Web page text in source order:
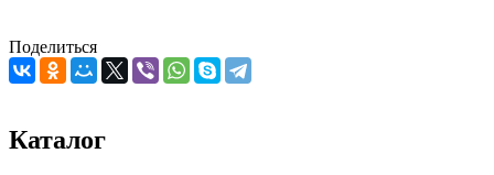
Поделиться
Каталог